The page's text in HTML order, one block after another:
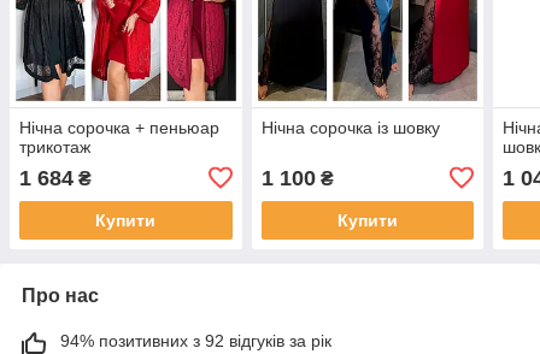
Нічна сорочка + пеньюар
трикотаж
1 684 ₴
Купити
Нічна сорочка із шовку
1 100₴
Купити
1
Про нас
94% позитивних з 92 відгуків за рік